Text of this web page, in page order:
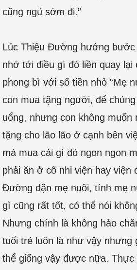
cũng ngủ sớm đi.”
Lúc Thiệu Đường hướng
nhớ tới điều gì đó liền quay lại
phong bì với số tiền nhỏ “Mẹ
con mua tặng người, để
uổng, nhưng con không muốn
tặng cho lão lão ở cạnh bên
mà mua cái gì đó ngon ngon
phải ăn ở cô nhi viện hay viện
Đường dặn mẹ nuôi, tính mẹ
gì cũng rất tốt, có thể nói
Nhưng chính là không hảo
tuổi trẻ luôn là như vậy nhưng
thể giống vậy được nữa. Thực